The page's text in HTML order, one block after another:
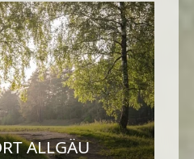
ALLGÄU